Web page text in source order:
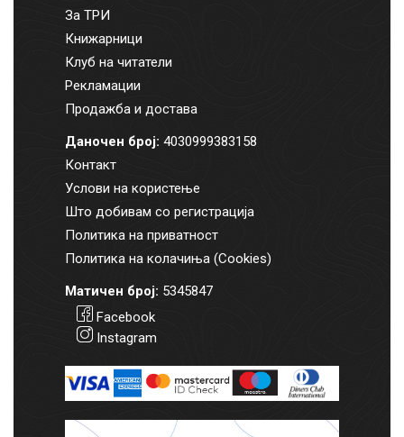
За ТРИ
Книжарници
Клуб на читатели
Рекламации
Продажба и достава
Даночен број: 4030999383158
Контакт
Услови на користење
Што добивам со регистрација
Политика на приватност
Политика на колачиња (Cookies)
Матичен број: 5345847
Facebook
Instagram